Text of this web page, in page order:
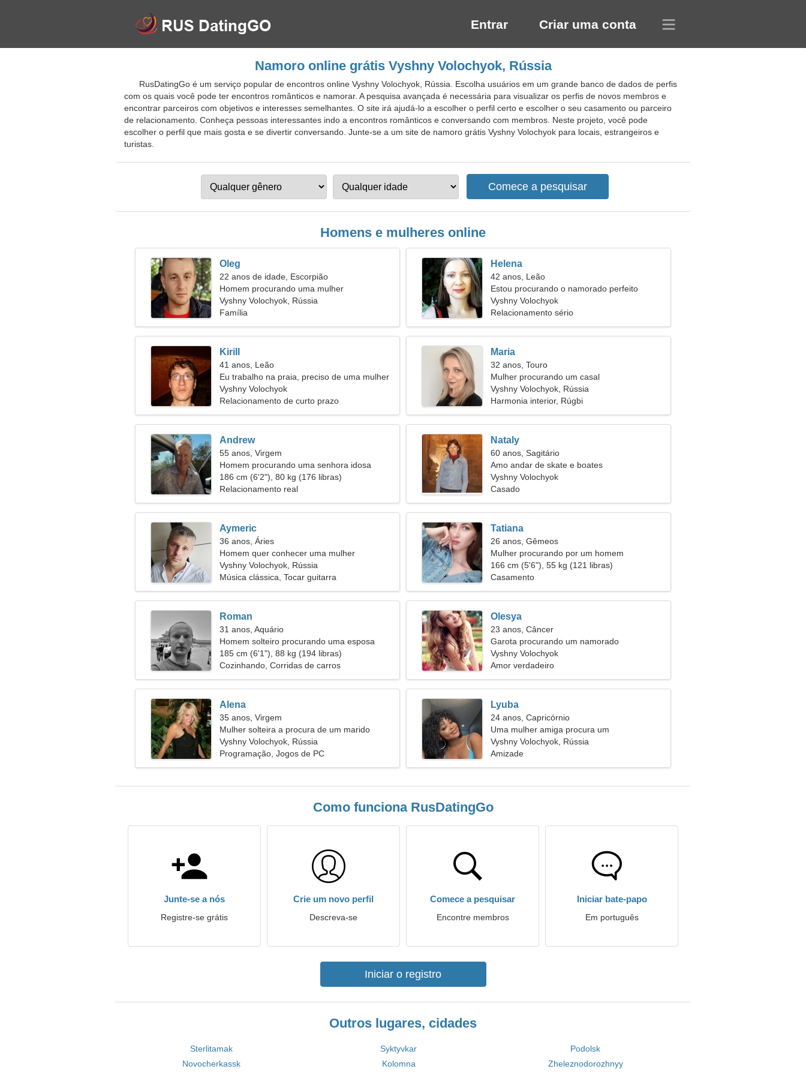
Entrar Criar uma conta
Namoro online grátis Vyshny Volochyok, Rússia
RusDatingGo é um serviço popular de encontros online Vyshny Volochyok, Rússia. Escolha usuários em um grande banco de dados de perfis
com os quais você pode ter encontros românticos e namorar. A pesquisa avançada é necessária para visualizar os perfis de novos membros e
encontrar parceiros com objetivos e interesses semelhantes. O site irá ajudá-lo a escolher o perfil certo e escolher o seu casamento ou parceiro
de relacionamento. Conheça pessoas interessantes indo a encontros românticos e conversando com membros. Neste projeto, você pode
escolher o perfil que mais gosta e se divertir conversando. Junte-se a um site de namoro grátis Vyshny Volochyok para locais, estrangeiros e
turistas.
Homens e mulheres online
Oleg
22 anos de idade, Escorpião
Homem procurando uma mulher
Vyshny Volochyok, Rússia
Família
Helena
42 anos, Leão
Estou procurando o namorado perfeito
Vyshny Volochyok
Relacionamento sério
Kirill
41 anos, Leão
Eu trabalho na praia, preciso de uma mulher
legal
Vyshny Volochyok
Relacionamento de curto prazo
Maria
32 anos, Touro
Mulher procurando um casal
Vyshny Volochyok, Rússia
Harmonia interior, Rúgbi
Andrew
55 anos, Virgem
Homem procurando uma senhora idosa
186 cm (6'2"), 80 kg (176 libras)
Relacionamento real
Nataly
60 anos, Sagitário
Amo andar de skate e boates
Vyshny Volochyok
Casado
Aymeric
36 anos, Áries
Homem quer conhecer uma mulher
Vyshny Volochyok, Rússia
Música clássica, Tocar guitarra
Tatiana
26 anos, Gêmeos
Mulher procurando por um homem
166 cm (5'6"), 55 kg (121 libras)
Casamento
Roman
31 anos, Aquário
Homem solteiro procurando uma esposa
185 cm (6'1"), 88 kg (194 libras)
Cozinhando, Corridas de carros
Olesya
23 anos, Câncer
Garota procurando um namorado
Vyshny Volochyok
Amor verdadeiro
Alena
35 anos, Virgem
Mulher solteira a procura de um marido
Vyshny Volochyok, Rússia
Programação, Jogos de PC
Lyuba
24 anos, Capricórnio
Uma mulher amiga procura um
relacionamento verdadeiro
Vyshny Volochyok, Rússia
Amizade
Como funciona RusDatingGo
Junte-se a nós
Registre-se grátis
Crie um novo perfil
Descreva-se
Comece a pesquisar
Encontre membros
Iniciar bate-papo
Em português
Iniciar o registro
Outros lugares, cidades
Sterlitamak Syktyvkar
Podolsk
Novocherkassk
Kolomna
Zheleznodorozhnyy